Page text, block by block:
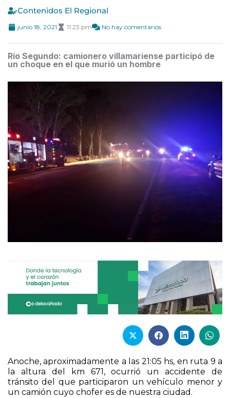
Contenidos El Regional
junio 18, 2021 11:23 pm No hay comentarios
Río Segundo: camionero villamariense participó de
un choque en el que murió un hombre
Anoche, aproximadamente a las 21:05 hs, en ruta 9 a
la altura del km 671, ocurrió un accidente de
tránsito del que participaron un vehículo menor y
un camión cuyo chofer es de nuestra ciudad.